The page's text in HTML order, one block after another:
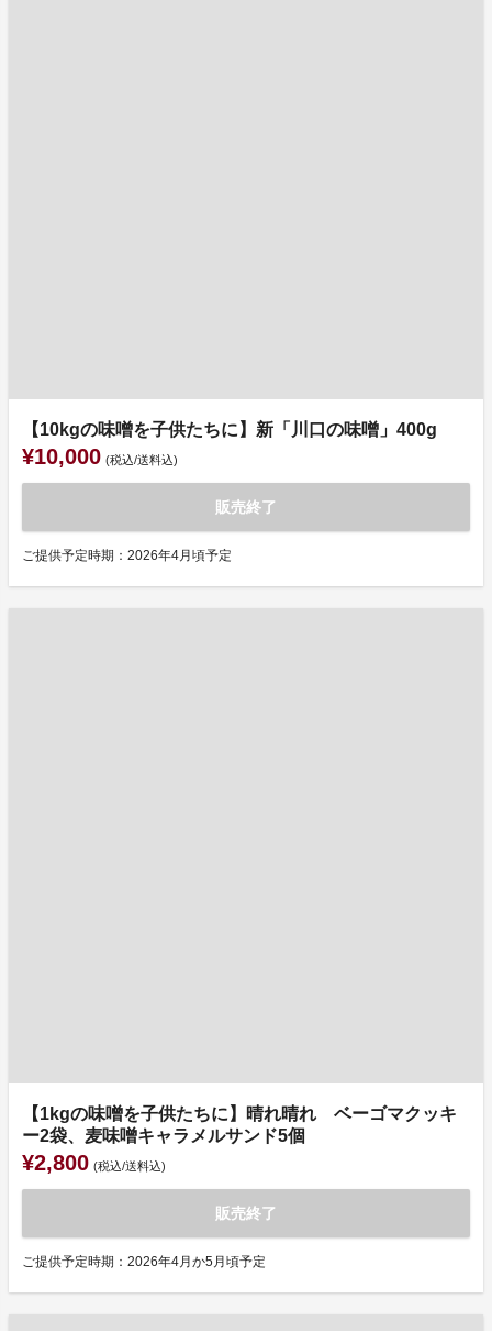
【10kgの味噌を子供たちに】新「川口の味噌」400g
¥10,000 (税込/送料込)
販売終了
ご提供予定時期：2026年4月頃予定
【1kgの味噌を子供たちに】晴れ晴れ ベーゴマクッキ
ー2袋、麦味噌キャラメルサンド5個
¥2,800 (税込/送料込)
販売終了
ご提供予定時期：2026年4月か5月頃予定